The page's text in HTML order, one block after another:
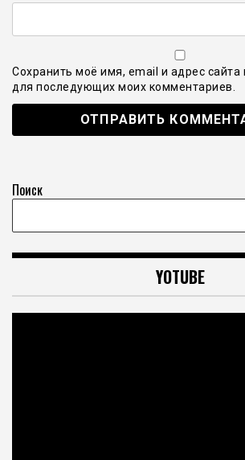
Сохранить моё имя, email и адрес сайта
для последующих моих комментариев.
Поиск
YOTUBE